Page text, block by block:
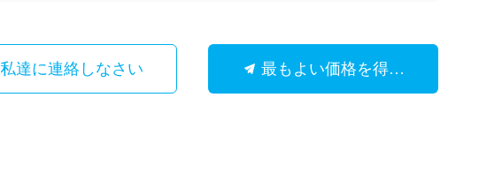
私達に連絡しなさい 最もよい価格を得なさい